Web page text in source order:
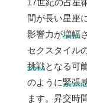
17世紀の占星
間が長い星座
影響力が増幅
セクスタイル
挑戦となる可
のように緊張
ます。昇交時